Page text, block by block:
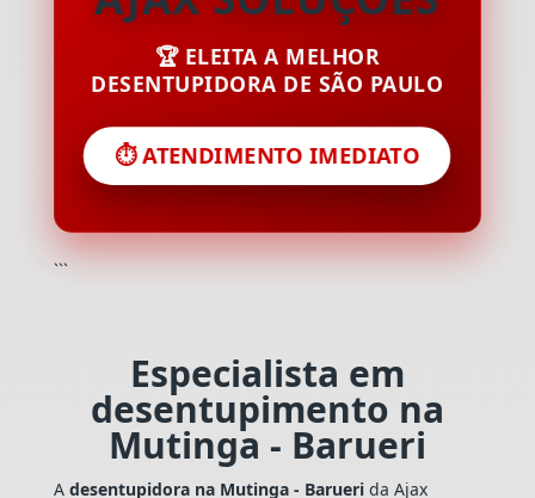
🏆 ELEITA A MELHOR
DESENTUPIDORA DE SÃO PAULO
⏱️ ATENDIMENTO IMEDIATO
```
Especialista em
desentupimento na
Mutinga - Barueri
A desentupidora na Mutinga - Baruerida Ajax